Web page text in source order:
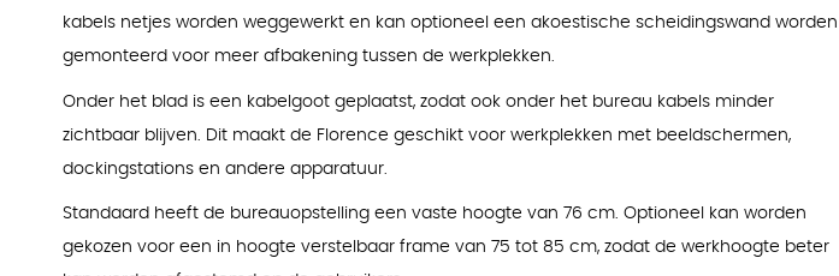
kabels netjes worden weggewerkt en kan optioneel een akoestische scheidingswand worden
gemonteerd voor meer afbakening tussen de werkplekken.
Onder het blad is een kabelgoot geplaatst, zodat ook onder het bureau kabels minder
zichtbaar blijven. Dit maakt de Florence geschikt voor werkplekken met beeldschermen,
dockingstations en andere apparatuur.
Standaard heeft de bureauopstelling een vaste hoogte van 76 cm. Optioneel kan worden
gekozen voor een in hoogte verstelbaar frame van 75 tot 85 cm, zodat de werkhoogte beter